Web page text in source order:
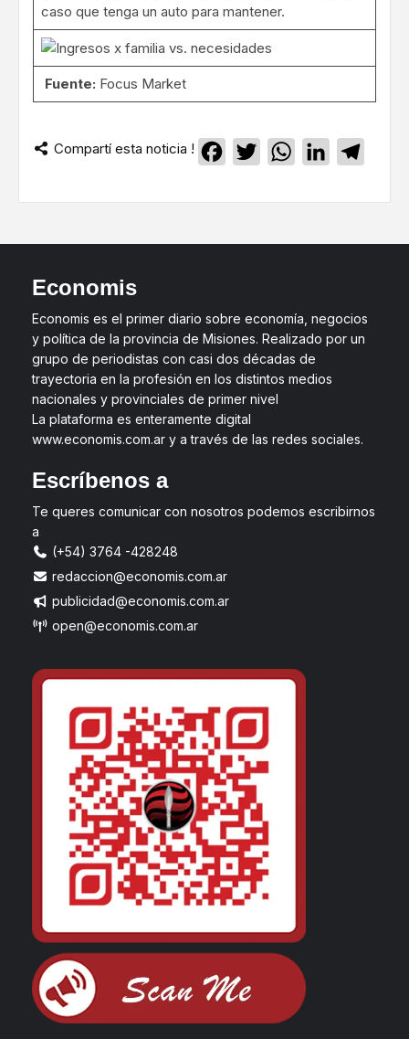
caso que tenga un auto para mantener.
Fuente: Focus Market
Compartí esta noticia ! Facebook
TwitterWhatsApp
LinkedIn
Economis
Economis es el primer diario sobre economía, negocios
y política de la provincia de Misiones. Realizado por un
grupo de periodistas con casi dos décadas de
trayectoria en la profesión en los distintos medios
nacionales y provinciales de primer nivel
La plataforma es enteramente digital
www.economis.com.ar y a través de las redes sociales.
Escríbenos a
Te queres comunicar con nosotros podemos escribirnos
a
(+54) 3764 -428248
redaccion@economis.com.ar
publicidad@economis.com.ar
open@economis.com.ar